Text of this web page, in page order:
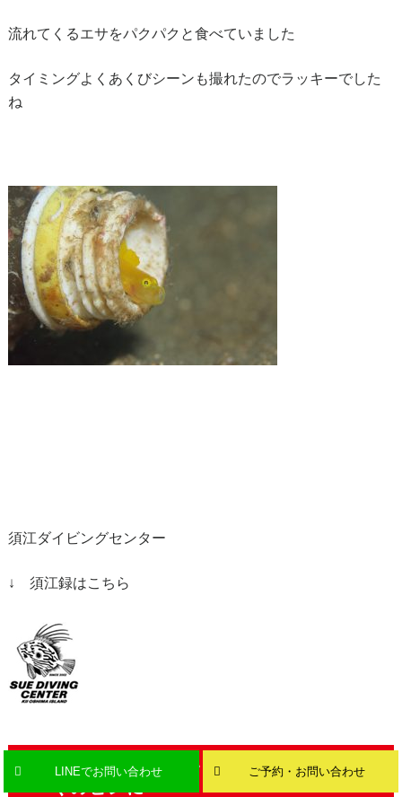
LINEでお問い合わせ ご予約・お問い合わせ
流れてくるエサをパクパクと食べていました
タイミングよくあくびシーンも撮れたのでラッキーでした
ね
須江ダイビングセンター
↓ 須江録はこちら
ミジンと一緒にいたクロイシモチが近